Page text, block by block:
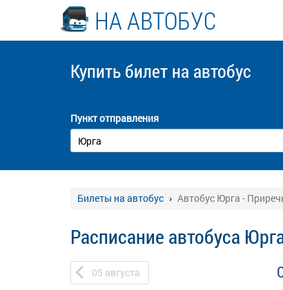
НА АВТОБУС
Купить билет на автобус
Пункт отправления
Билеты на автобус Автобус Юрга -
Расписание автобуса
05 августа